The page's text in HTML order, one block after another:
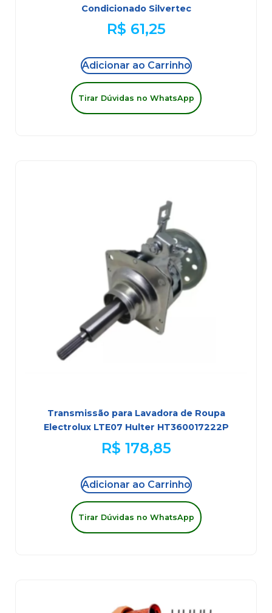
Condicionado Silvertec
R$ 61,25
Adicionar ao Carrinho
Tirar Dúvidas no WhatsApp
Transmissão para Lavadora de Roupa
Electrolux LTE07 Hulter HT360017222P
R$ 178,85
Adicionar ao Carrinho
Tirar Dúvidas no WhatsApp